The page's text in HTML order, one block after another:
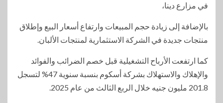
في مزارع دينا،
بالإضافة إلى زيادة حجم المبيعات وارتفاع أسعار البيع وإطلاق
منتجات جديدة في الشركة الاستثمارية لمنتجات الألبان.
كما ارتفعت الأرباح التشغيلية قبل خصم الضرائب والفوائد
والإهلاك والاستهلاك بشركة أسكوم بنسبة سنوية 47% لتسجل
201.8 مليون جنيه خلال الربع الثالث من عام 2025.